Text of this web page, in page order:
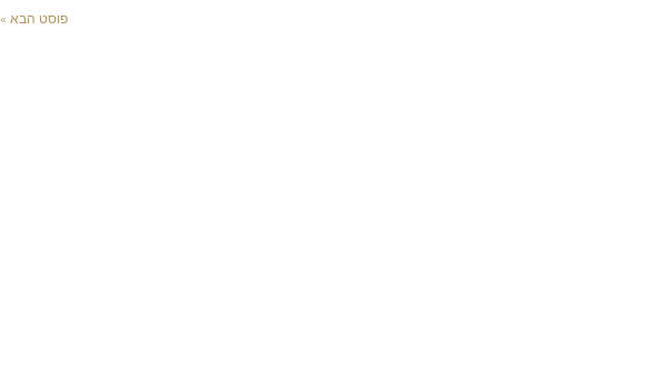
פוסט הבא »